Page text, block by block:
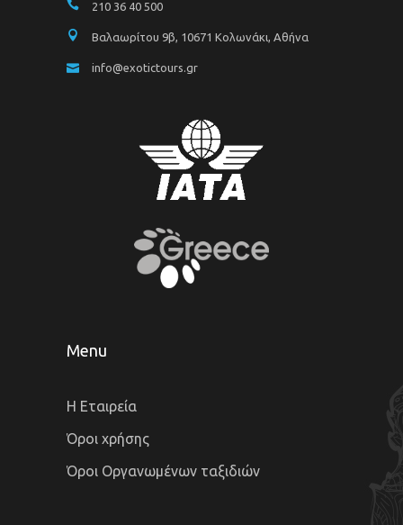
210 36 40 500
Βαλαωρίτου 9β, 10671 Κολωνάκι, Αθήνα
info@exotictours.gr
Menu
Η Εταιρεία
Όροι χρήσης
Όροι Οργανωμένων ταξιδιών